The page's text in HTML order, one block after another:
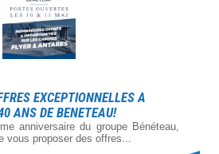
EXCEPTIONNELLES A
ANS DE BENETEAU!
anniversaire du groupe Bénéteau,
vous proposer des offres...